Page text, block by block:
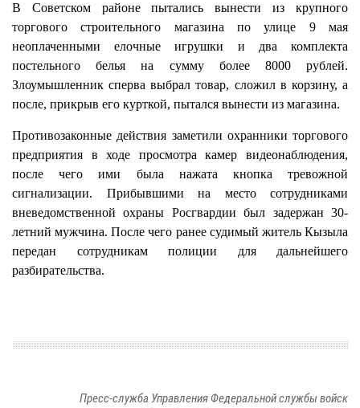
В Советском районе пытались вынести из крупного
торгового строительного магазина по улице 9 мая
неоплаченными елочные игрушки и два комплекта
постельного белья на сумму более 8000 рублей.
Злоумышленник сперва выбрал товар, сложил в корзину, а
после, прикрыв его курткой, пытался вынести из магазина.
Противозаконные действия заметили охранники торгового
предприятия в ходе просмотра камер видеонаблюдения,
после чего ими была нажата кнопка тревожной
сигнализации. Прибывшими на место сотрудниками
вневедомственной охраны Росгвардии был задержан 30-
летний мужчина. После чего ранее судимый житель Кызыла
передан сотрудникам полиции для дальнейшего
разбирательства.
Пресс-служба Управления Федеральной службы войск